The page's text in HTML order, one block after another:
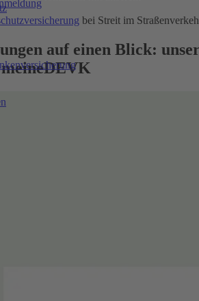
bei Streit im
auf einen Blick: